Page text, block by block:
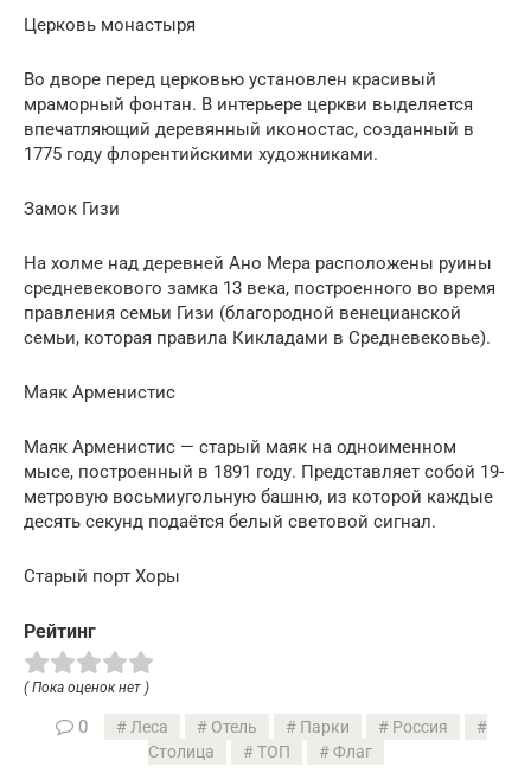
Церковь монастыря
Во дворе перед церковью установлен красивый
мраморный фонтан. В интерьере церкви выделяется
впечатляющий деревянный иконостас, созданный в
1775 году флорентийскими художниками.
Замок Гизи
На холме над деревней Ано Мера расположены руины
средневекового замка 13 века, построенного во время
правления семьи Гизи (благородной венецианской
семьи, которая правила Кикладами в Средневековье).
Маяк Арменистис
Маяк Арменистис — старый маяк на одноименном
мысе, построенный в 1891 году. Представляет собой 19-
метровую восьмиугольную башню, из которой каждые
десять секунд подаётся белый световой сигнал.
Старый порт Хоры
Рейтинг
( Пока оценок нет )
0 Леса Отель Парки
Россия
Столица
ТОП Флаг